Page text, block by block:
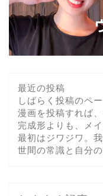
最近の投稿
しばらく投稿のペ
漫画を投稿すれば
完成形よりも、メ
最初はジワジワ。
世間の常識と自分